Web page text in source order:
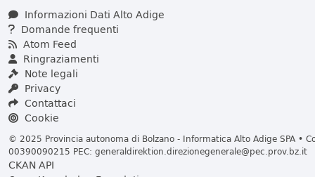
Informazioni Dati Alto Adige
Domande frequenti
Atom Feed
Ringraziamenti
Note legali
Privacy
Contattaci
Cookie
© 2025 Provincia autonoma di Bolzano - Informatica Alto Adige SPA •
00390090215 PEC: generaldirektion.direzionegenerale@pec.prov.bz.it
CKAN API